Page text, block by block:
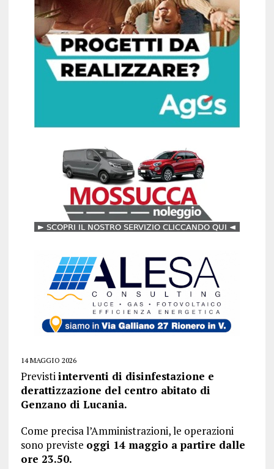
14 MAGGIO 2026
Previstiinterventi di disinfestazione e
derattizzazione del centro abitato di
Genzano di Lucania.
Come precisa l’Amministrazioni, le operazioni
sono previste oggi 14 maggio a partire dalle
ore 23.50.